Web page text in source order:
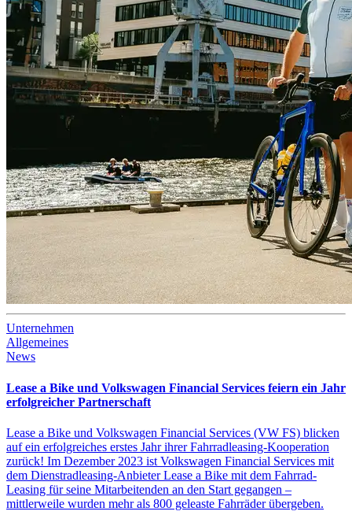
Unternehmen
Allgemeines
News
Lease a Bike und Volkswagen Financial Services feiern ein Jahr
erfolgreicher Partnerschaft
Lease a Bike und Volkswagen Financial Services (VW FS) blicken
auf ein erfolgreiches erstes Jahr ihrer Fahrradleasing-Kooperation
zurück! Im Dezember 2023 ist Volkswagen Financial Services mit
dem Dienstradleasing-Anbieter Lease a Bike mit dem Fahrrad-
Leasing für seine Mitarbeitenden an den Start gegangen –
mittlerweile wurden mehr als 800 geleaste Fahrräder übergeben.